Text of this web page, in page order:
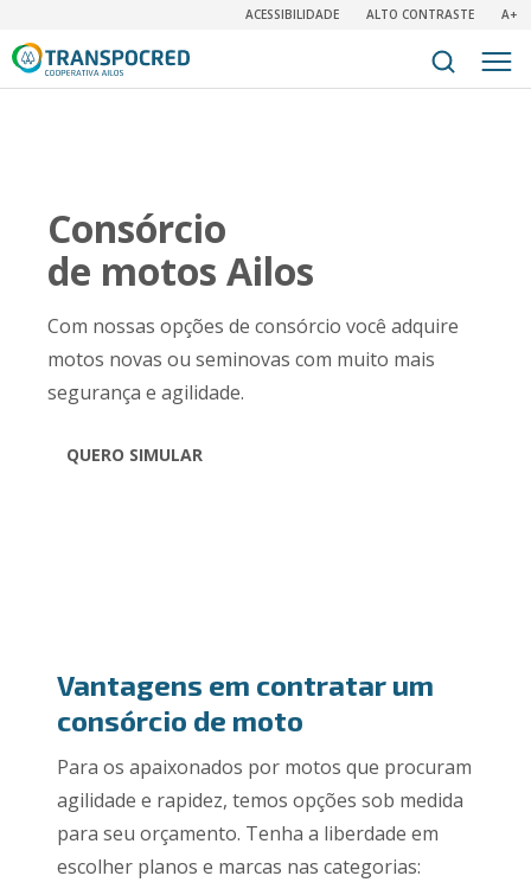
ACESSIBILIDADE ALTO CONTRASTE A+
Consórcio
de motos Ailos
Com nossas opções de consórcio você adquire
motos novas ou seminovas com muito mais
segurança e agilidade.
QUERO SIMULAR
Vantagens em contratar um
consórcio de moto
Para os apaixonados por motos que procuram
agilidade e rapidez, temos opções sob medida
para seu orçamento. Tenha a liberdade em
escolher planos e marcas nas categorias: